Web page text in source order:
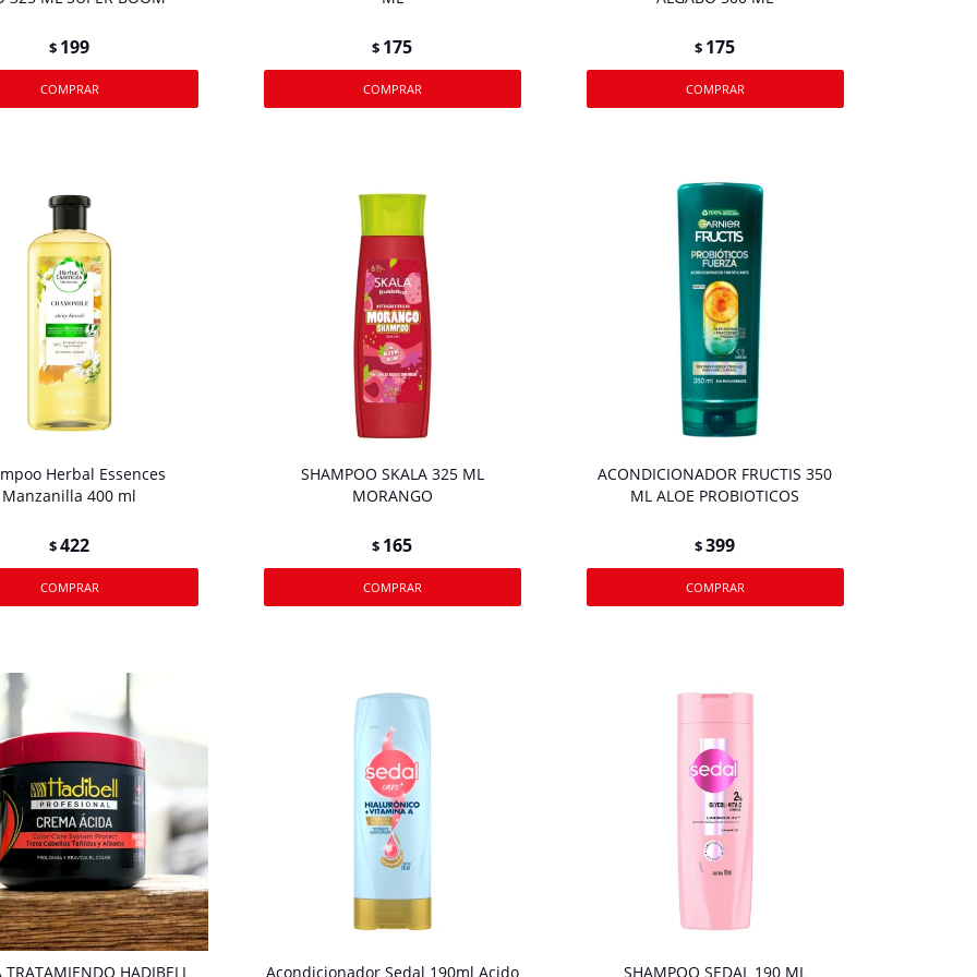
$ 199 $ 175 $ 175
Herbal Essences
Manzanilla 400 ml
$422
SHAMPOO SKALA 325 ML
MORANGO
$ 165
ACONDICIONADOR FRUCTIS 350
ML ALOE PROBIOTICOS
$399
TRATAMIENDO HADIBELL Acondicionador Sedal 190ml Acido SHAMPOO SEDAL 190 ML